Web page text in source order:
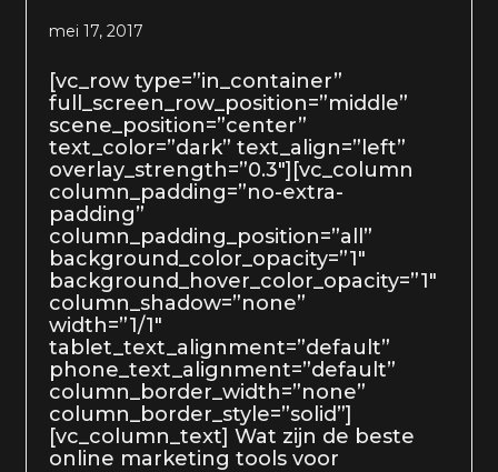
mei 17, 2017
[vc_row type=”in_container”
full_screen_row_position=”middle”
scene_position=”center”
text_color=”dark” text_align=”left”
overlay_strength=”0.3″][vc_column
column_padding=”no-extra-
padding”
column_padding_position=”all”
background_color_opacity=”1″
background_hover_color_opacity=”1″
column_shadow=”none”
width=”1/1″
tablet_text_alignment=”default”
phone_text_alignment=”default”
column_border_width=”none”
column_border_style=”solid”]
[vc_column_text] Wat zijn de beste
online marketing tools voor